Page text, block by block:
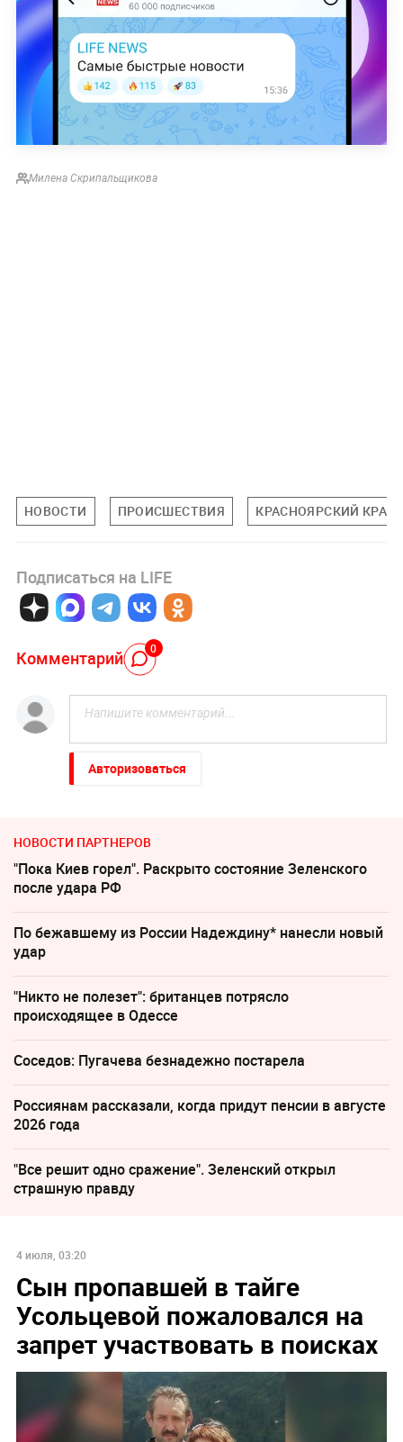
Милена Скрипальщикова
НОВОСТИ ПРОИСШЕСТВИЯ КРАСНОЯРСКИЙ КРАЙ
Подписаться на LIFE
Комментарий 0
Авторизоваться
НОВОСТИ ПАРТНЕРОВ
"Пока Киев горел". Раскрыто состояние Зеленского
после удара РФ
По бежавшему из России Надеждину* нанесли новый
удар
"Никто не полезет": британцев потрясло
происходящее в Одессе
Соседов: Пугачева безнадежно постарела
Россиянам рассказали, когда придут пенсии в августе
2026 года
"Все решит одно сражение". Зеленский открыл
страшную правду
4 июля, 03:20
Сын пропавшей в тайге
Усольцевой пожаловался на
запрет участвовать в поисках